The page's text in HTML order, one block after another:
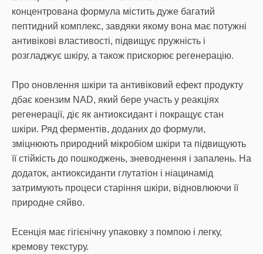
концентрована формула містить дуже багатий
пептидний комплекс, завдяки якому вона має потужні
антивікові властивості, підвищує пружність і
розгладжує шкіру, а також прискорює регенерацію.
Про оновлення шкіри та антивіковий ефект продукту
дбає коензим NAD, який бере участь у реакціях
регенерації, діє як антиоксидант і покращує стан
шкіри. Ряд ферментів, доданих до формули,
зміцнюють природний мікробіом шкіри та підвищують
її стійкість до пошкоджень, зневоднення і запалень. На
додаток, антиоксиданти глутатіон і ніацинамід
затримують процеси старіння шкіри, відновлюючи її
природне сяйво.
Есенція має гігієнічну упаковку з помпою і легку,
кремову текстуру.